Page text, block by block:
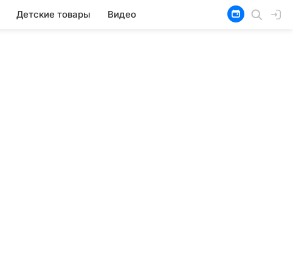
Детские товары Видео